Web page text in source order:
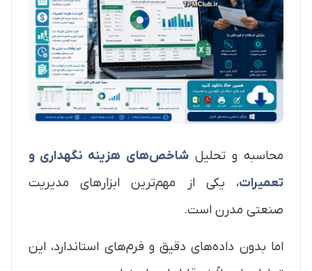
محاسبه و تحلیلشاخص‌های هزینه نگهداری و
تعمیرات، یکی از مهم‌ترین ابزارهای مدیریت
صنعتی مدرن است.
اما بدون داده‌های دقیق و فرم‌های استاندارد، این